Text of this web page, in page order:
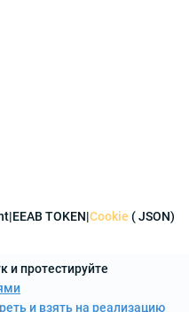
TOKEN|Cookie ( JSON)
протестируйте
и взять на реализацию